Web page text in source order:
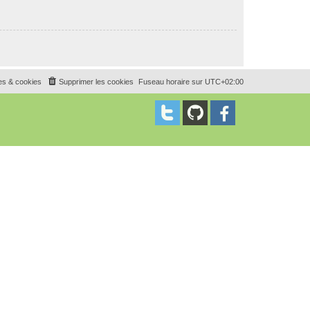
Fuseau horaire sur UTC+02:00
Supprimer les cookies
& cookies